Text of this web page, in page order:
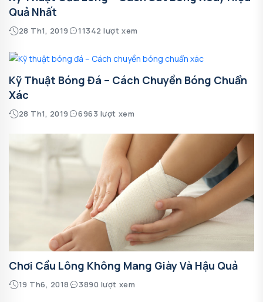
Quả Nhất
28 Th1, 2019 11342 lượt xem
Kỹ Thuật Bóng Đá – Cách Chuyền Bóng Chuẩn
Xác
28 Th1, 2019 6963 lượt xem
Chơi Cầu Lông Không Mang Giày Và Hậu Quả
19 Th6, 2018 3890 lượt xem